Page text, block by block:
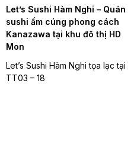
Let’s Sushi Hàm Nghi – Quán
sushi ấm cúng phong cách
Kanazawa tại khu đô thị HD
Mon
Let’s Sushi Hàm Nghi tọa lạc tại
TT03 – 18